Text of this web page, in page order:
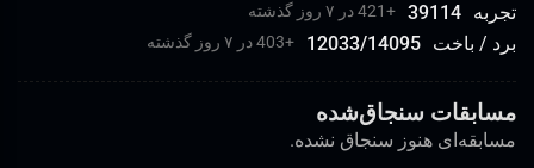
تجربه 39114
+421 در ۷ روز گذشته
برد / باخت 12033/14095
+403 در ۷ روز گذشته
مسابقات سنجاق‌شده
مسابقه‌ای هنوز سنجاق نشده.